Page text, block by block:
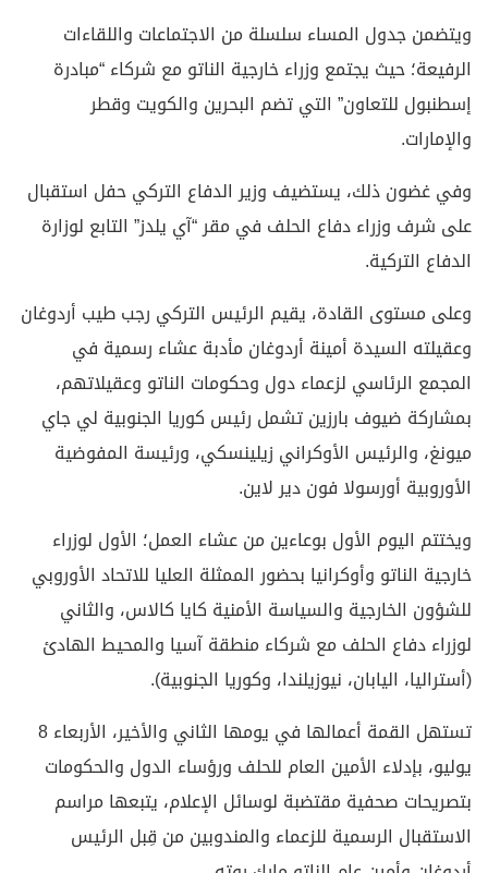
ويتضمن جدول المساء سلسلة من الاجتماعات واللقاءات
الرفيعة؛ حيث يجتمع وزراء خارجية الناتو مع شركاء “مبادرة
إسطنبول للتعاون” التي تضم البحرين والكويت وقطر
والإمارات.
وفي غضون ذلك، يستضيف وزير الدفاع التركي حفل استقبال
على شرف وزراء دفاع الحلف في مقر “آي يلدز” التابع لوزارة
الدفاع التركية.
وعلى مستوى القادة، يقيم الرئيس التركي رجب طيب أردوغان
وعقيلته السيدة أمينة أردوغان مأدبة عشاء رسمية في
المجمع الرئاسي لزعماء دول وحكومات الناتو وعقيلاتهم،
بمشاركة ضيوف بارزين تشمل رئيس كوريا الجنوبية لي جاي
ميونغ، والرئيس الأوكراني زيلينسكي، ورئيسة المفوضية
الأوروبية أورسولا فون دير لاين.
ويختتم اليوم الأول بوعاءين من عشاء العمل؛ الأول لوزراء
خارجية الناتو وأوكرانيا بحضور الممثلة العليا للاتحاد الأوروبي
للشؤون الخارجية والسياسة الأمنية كايا كالاس، والثاني
لوزراء دفاع الحلف مع شركاء منطقة آسيا والمحيط الهادئ
(أستراليا، اليابان، نيوزيلندا، وكوريا الجنوبية).
تستهل القمة أعمالها في يومها الثاني والأخير، الأربعاء 8
يوليو، بإدلاء الأمين العام للحلف ورؤساء الدول والحكومات
بتصريحات صحفية مقتضبة لوسائل الإعلام، يتبعها مراسم
الاستقبال الرسمية للزعماء والمندوبين من قِبل الرئيس